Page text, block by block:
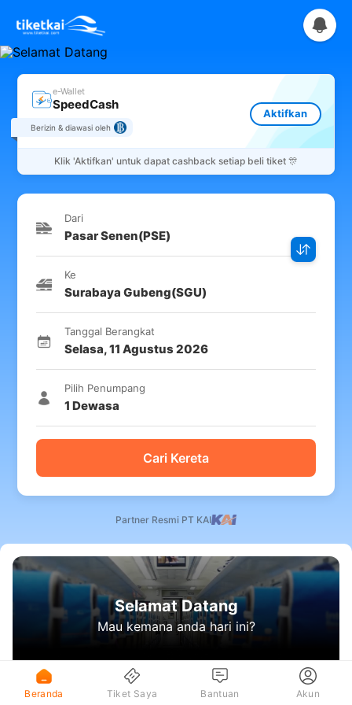
e-Wallet
SpeedCash
Berizin & diawasi oleh
Aktifkan
Klik 'Aktifkan' untuk dapat cashback setiap beli tiket 🎊
Dari
Pasar Senen(PSE)
Ke
Surabaya Gubeng(SGU)
Tanggal Berangkat
Selasa,11 Agustus 2026
Pilih Penumpang
1 Dewasa
Cari Kereta
Partner Resmi PT KAI
Selamat Datang
Mau kemana anda hari ini?
Beranda Tiket Saya Bantuan Akun